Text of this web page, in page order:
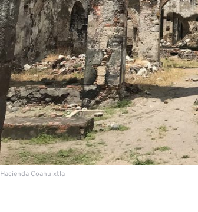
Hacienda Coahuixtla